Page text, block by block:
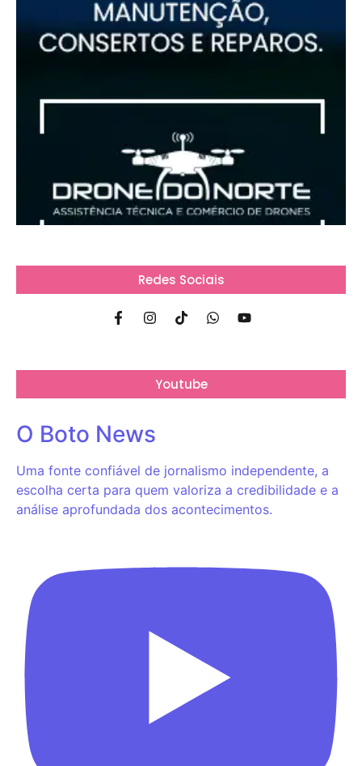
Redes Sociais
Youtube
O Boto News
Uma fonte confiável de jornalismo independente, a
escolha certa para quem valoriza a credibilidade e a
análise aprofundada dos acontecimentos.